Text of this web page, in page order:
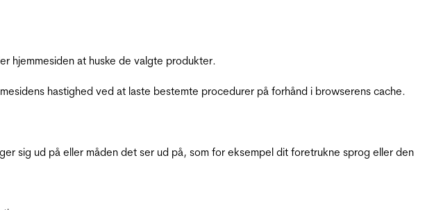
hjemmesiden at huske de valgte produkter.
hastighed ved at laste bestemte procedurer på forhånd i browserens cache.
sig ud på eller måden det ser ud på, som for eksempel dit foretrukne sprog eller den